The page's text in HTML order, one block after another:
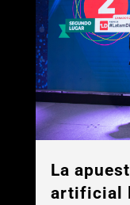
La
artificial